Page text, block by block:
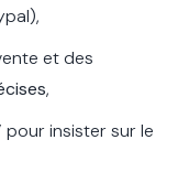
et des
,
pour insister sur le